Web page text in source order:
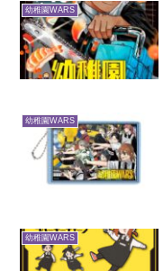
幼稚園WARS
幼稚園WARS
幼稚園WARS